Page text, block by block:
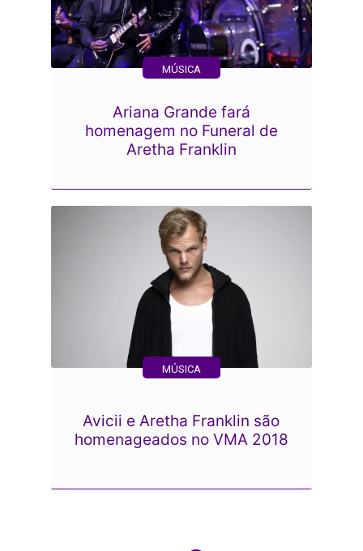
MÚSICA
Ariana Grande fará
homenagem no Funeral de
Aretha Franklin
MÚSICA
Avicii e Aretha Franklin são
homenageados no VMA 2018